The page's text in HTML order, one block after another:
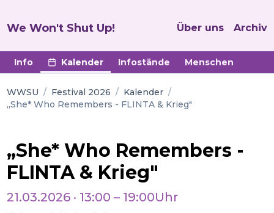
We Won't Shut Up! Über uns Archiv
Info Kalender Infostände Menschen
WWSU / Festival 2026 / Kalender /
„She* Who Remembers - FLINTA & Krieg"
„She* Who Remembers -
FLINTA & Krieg"
21.03.2026 · 13:00 – 19:00Uhr